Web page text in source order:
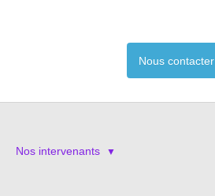
Nous contacter
Nos intervenants